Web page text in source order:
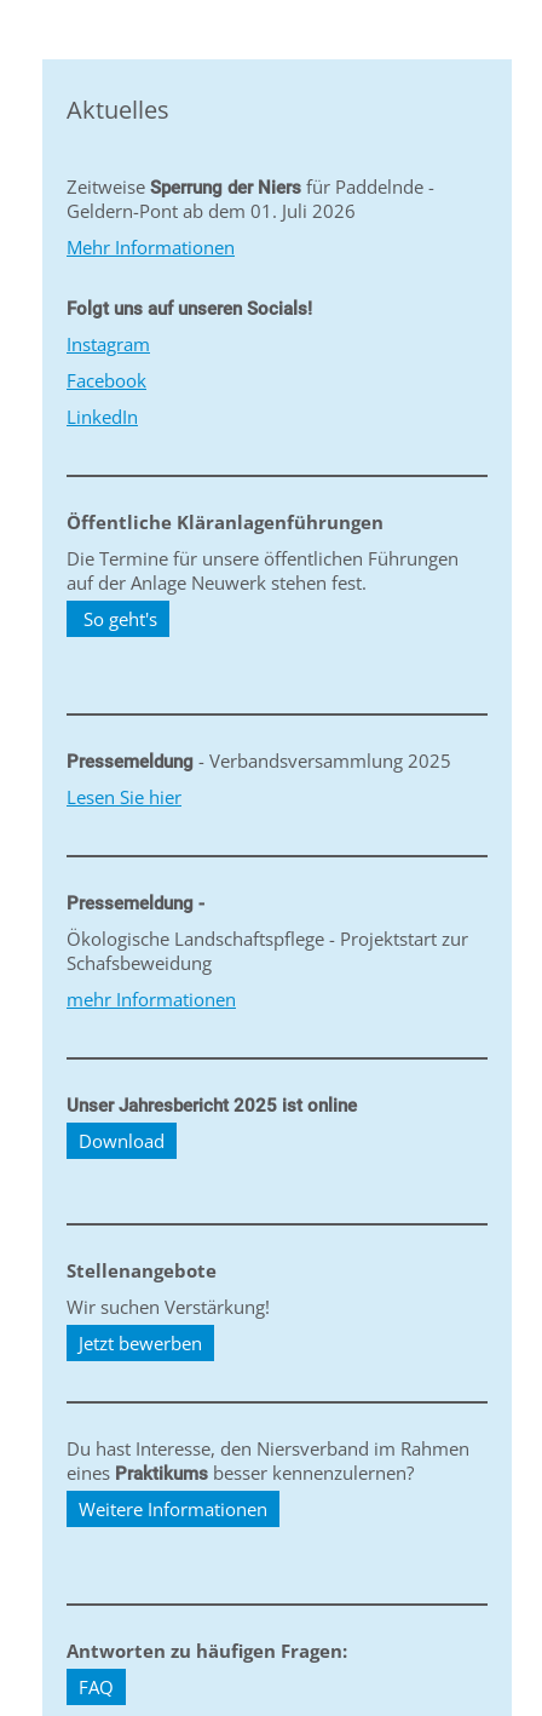
Aktuelles
Zeitweise Sperrung der Niers für Paddelnde -
Geldern-Pont ab dem 01. Juli 2026
Mehr Informationen
Folgt uns auf unseren Socials!
Instagram
Facebook
LinkedIn
Öffentliche Kläranlagenführungen
Die Termine für unsere öffentlichen Führungen
auf der Anlage Neuwerk stehen fest.
So geht's
Pressemeldung - Verbandsversammlung 2025
Lesen Sie hier
Pressemeldung -
Ökologische Landschaftspflege - Projektstart zur
Schafsbeweidung
mehr Informationen
Unser Jahresbericht 2025 ist online
Download
Stellenangebote
Wir suchen Verstärkung!
Jetzt bewerben
Du hast Interesse, den Niersverband im Rahmen
eines Praktikums besser kennenzulernen?
Weitere Informationen
Antworten zu häufigen Fragen:
FAQ